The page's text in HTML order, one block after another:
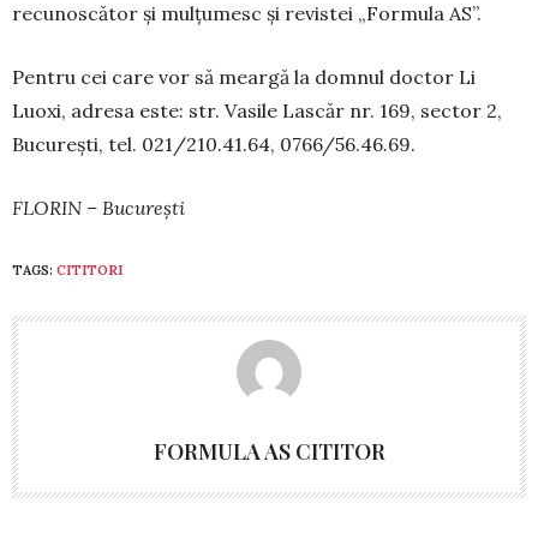
recunoscător și mulțumesc și revistei „Formula AS”.
Pentru cei care vor să meargă la domnul doctor Li
Luoxi, adresa este: str. Vasile Lascăr nr. 169, sector 2,
București, tel. 021/210.41.64, 0766/56.46.69.
FLORIN – București
TAGS: CITITORI
FORMULA AS CITITOR